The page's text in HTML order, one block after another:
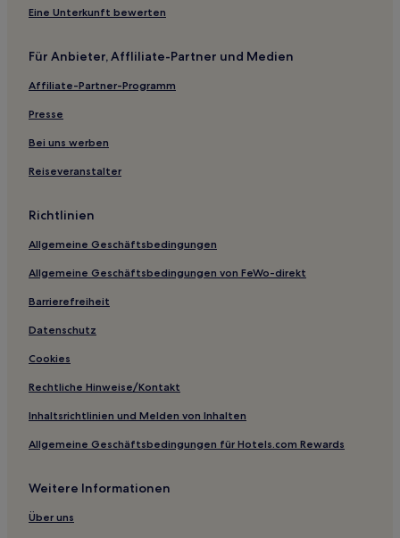
Cottbus Hotels
Lübbenau/Spreewald Hotels
Glinzig Hotels
Hotels nahe Armeestrand
Selchow Hotels
Rietz-Neuendorf Hotels
Glienicke Hotels
Hotels nahe Wendisch-Deutsche Doppelkirche
Kremitzaue Hotels
Burg Hotels
Leibchel Hotels
Hotels nahe Bahnhof Oegeln
Hotels nahe Spreewaldmuseum Lübbenau
Laubst Hotels
Hotels nahe Stadthafen Senftenberg
Hotels nahe Badestelle Wolzig
Kaupen Hotels
Eine Unterkunft bewerten
Für Anbieter, Affliliate-Partner und Medien
Affiliate-Partner-Programm
Presse
Bei uns werben
Reiseveranstalter
Richtlinien
Allgemeine Geschäftsbedingungen
Allgemeine Geschäftsbedingungen von FeWo-direkt
Barrierefreiheit
Datenschutz
Cookies
Rechtliche Hinweise/Kontakt
Inhaltsrichtlinien und Melden von Inhalten
Allgemeine Geschäftsbedingungen für Hotels.com Rewards
Weitere Informationen
Über uns